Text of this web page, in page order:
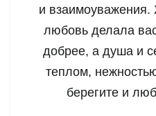
и
любовь делала
добрее, а душа и
теплом,
берегите и